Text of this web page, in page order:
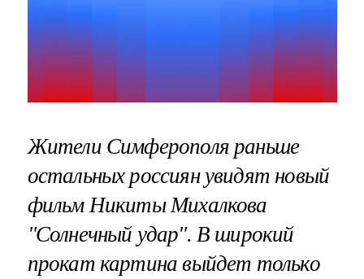
Жители Симферополя раньше
остальных россиян увидят новый
фильм Никиты Михалкова
"Солнечный удар". В широкий
прокат картина выйдет только